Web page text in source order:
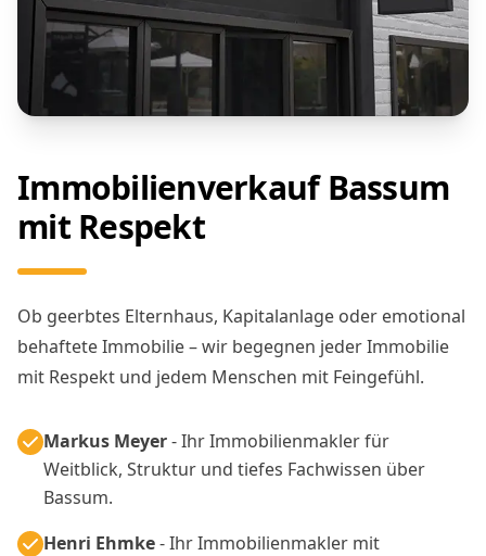
Immobilienverkauf Bassum
mit Respekt
Ob geerbtes Elternhaus, Kapitalanlage oder emotional
behaftete Immobilie – wir begegnen jeder Immobilie
mit Respekt und jedem Menschen mit Feingefühl.
Markus Meyer- Ihr Immobilienmakler für
Weitblick, Struktur und tiefes Fachwissen über
Bassum.
Henri Ehmke- Ihr Immobilienmakler mit